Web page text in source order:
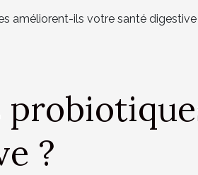
améliorent-ils votre santé digestive
?